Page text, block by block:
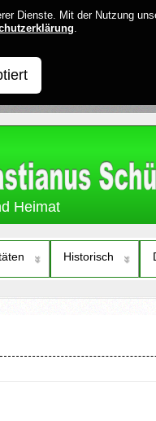
Dienste. Mit der Nutzung
.
Heimat
Historisch